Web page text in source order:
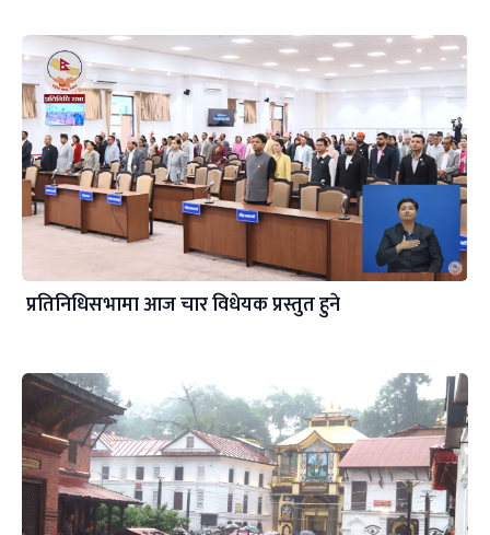
प्रतिनिधिसभामा आज चार विधेयक प्रस्तुत हुने